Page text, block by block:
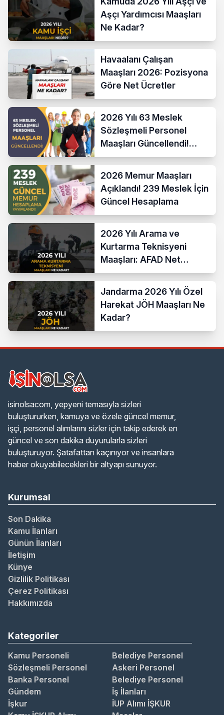
Aşçı Yardımcısı Maaşları
Ne Kadar?
Havaalanı Çalışan
Maaşları 2026: Pozisyona
Göre Net Ücretler
2026 Yılı 63 Meslek
Sözleşmeli Personel
Maaşları Güncellendi!
Hesaplama Formülü ve
2026 Memur Maaşları
Açıklandı! 239 Meslek İçin
Güncel Hesaplama
2026 Yılı Arama ve
Kurtarma Teknisyeni
Maaşları: AFAD Net
Bordro Tablosu
Jandarma 2026 Yılı Özel
Harekat JÖH Maaşları Ne
Kadar?
isinolsacom, yepyeni temasıyla sizleri
buluştururken, kamuya ve özele güncel memur,
işçi, personel alımlarını sizler için takip ederek en
güncel ve son dakika duyurularla sizleri
buluşturuyor. Şatafattan kaçınıyor ve insanlara
haber okuyabilecekleri bir altyapı sunuyor.
Kurumsal
Son Dakika
Kamu İlanları
Günün İlanları
İletişim
Künye
Gizlilik Politikası
Çerez Politikası
Hakkımızda
Kategoriler
Kamu Personeli
Belediye Personel
Sözleşmeli Personel
Askeri Personel
Banka Personel
Belediye Personel
Gündem
İş İlanları
İşkur
İUP Alımı İŞKUR